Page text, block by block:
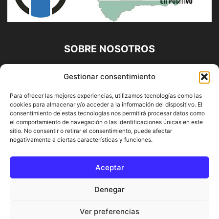
Gestionar consentimiento
Para ofrecer las mejores experiencias, utilizamos tecnologías como las
cookies para almacenar y/o acceder a la información del dispositivo. El
consentimiento de estas tecnologías nos permitirá procesar datos como
el comportamiento de navegación o las identificaciones únicas en este
sitio. No consentir o retirar el consentimiento, puede afectar
negativamente a ciertas características y funciones.
Aceptar
Denegar
Ver preferencias
SOBRE NOSOTROS
Diario Alhaurín (www.alhaurindelatorre.com) Propiedad de
Francisco E. López López | 639 95 71 95 | Noticias de
Alhaurín de la Torre, Málaga y Provincia|
Contáctanos:info@alhaurindelatorre.com
SÍGUENOS
© DIARIO ALHAURÍN | Diseñado por INFORMÁTICA ALHAURÍN